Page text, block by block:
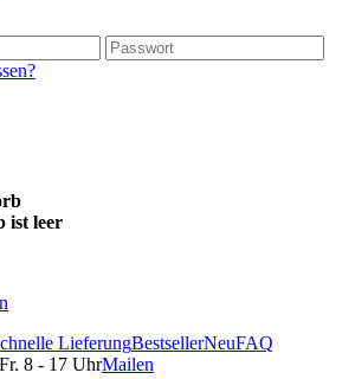
ist leer
LieferungBestsellerNeuFAQ
8 - 17 UhrMailen